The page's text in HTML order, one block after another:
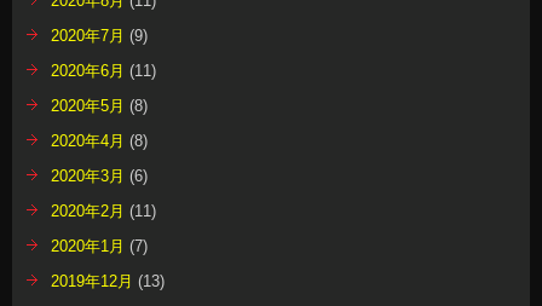
2020年7月 (9)
2020年6月 (11)
2020年5月 (8)
2020年4月 (8)
2020年3月 (6)
2020年2月 (11)
2020年1月 (7)
2019年12月 (13)